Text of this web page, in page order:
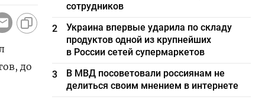
до
сотрудников
2
Украина впервые ударила по складу
продуктов одной из крупнейших
в России сетей супермаркетов
3
В МВД посоветовали россиянам не
делиться своим мнением в интернете